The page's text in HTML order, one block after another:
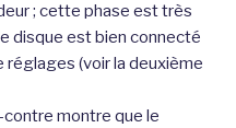
; cette phase est très
disque est bien connecté
réglages (voir la deuxième
contre montre que le